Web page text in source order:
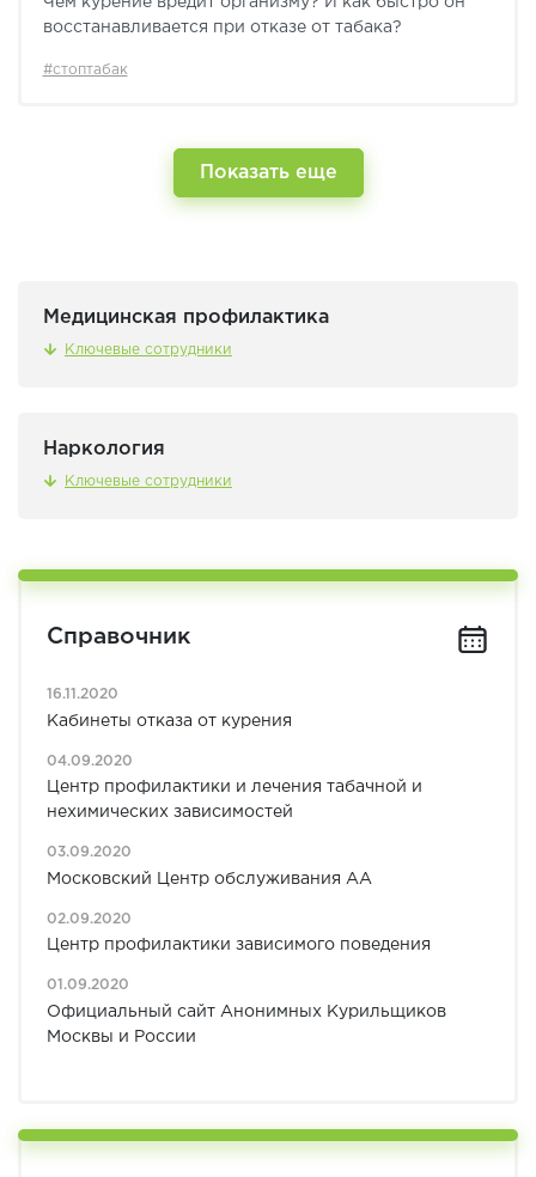
восстанавливается при отказе от табака?
#стоптабак
Показать еще
Медицинская профилактика
Ключевые сотрудники
Наркология
Ключевые сотрудники
Справочник
16.11.2020
Кабинеты отказа от курения
04.09.2020
Центр профилактики и лечения табачной и
нехимических зависимостей
03.09.2020
Московский Центр обслуживания АА
02.09.2020
Центр профилактики зависимого поведения
01.09.2020
Официальный сайт Анонимных Курильщиков
Москвы и России